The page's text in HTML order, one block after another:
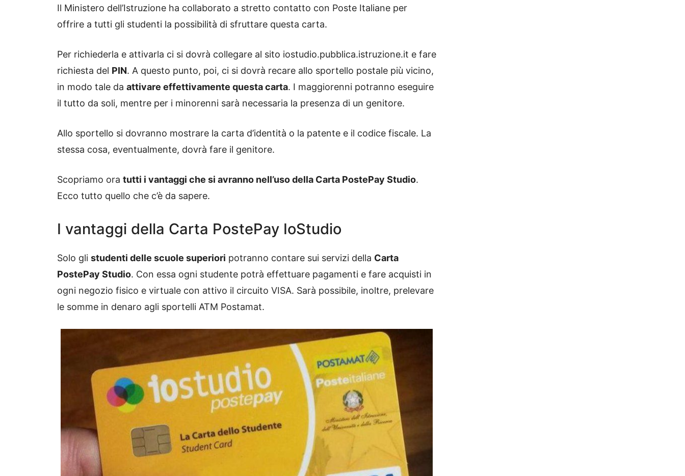
Il Ministero dell’Istruzione ha collaborato a stretto contatto con Poste Italiane per
offrire a tutti gli studenti la possibilità di sfruttare questa carta.
Per richiederla e attivarla ci si dovrà collegare al sito iostudio.pubblica.istruzione.it e fare
richiesta del PIN. A questo punto, poi, ci si dovrà recare allo sportello postale più vicino,
in modo tale da attivare effettivamente questa carta. I maggiorenni potranno eseguire
il tutto da soli, mentre per i minorenni sarà necessaria la presenza di un genitore.
Allo sportello si dovranno mostrare la carta d’identità o la patente e il codice fiscale. La
stessa cosa, eventualmente, dovrà fare il genitore.
Scopriamo ora tutti i vantaggi che si avranno nell’uso della Carta PostePay Studio.
Ecco tutto quello che c’è da sapere.
I vantaggi della Carta PostePay IoStudio
Solo gli studenti delle scuole superiori potranno contare sui servizi della Carta
PostePay Studio. Con essa ogni studente potrà effettuare pagamenti e fare acquisti in
ogni negozio fisico e virtuale con attivo il circuito VISA. Sarà possibile, inoltre, prelevare
le somme in denaro agli sportelli ATM Postamat.